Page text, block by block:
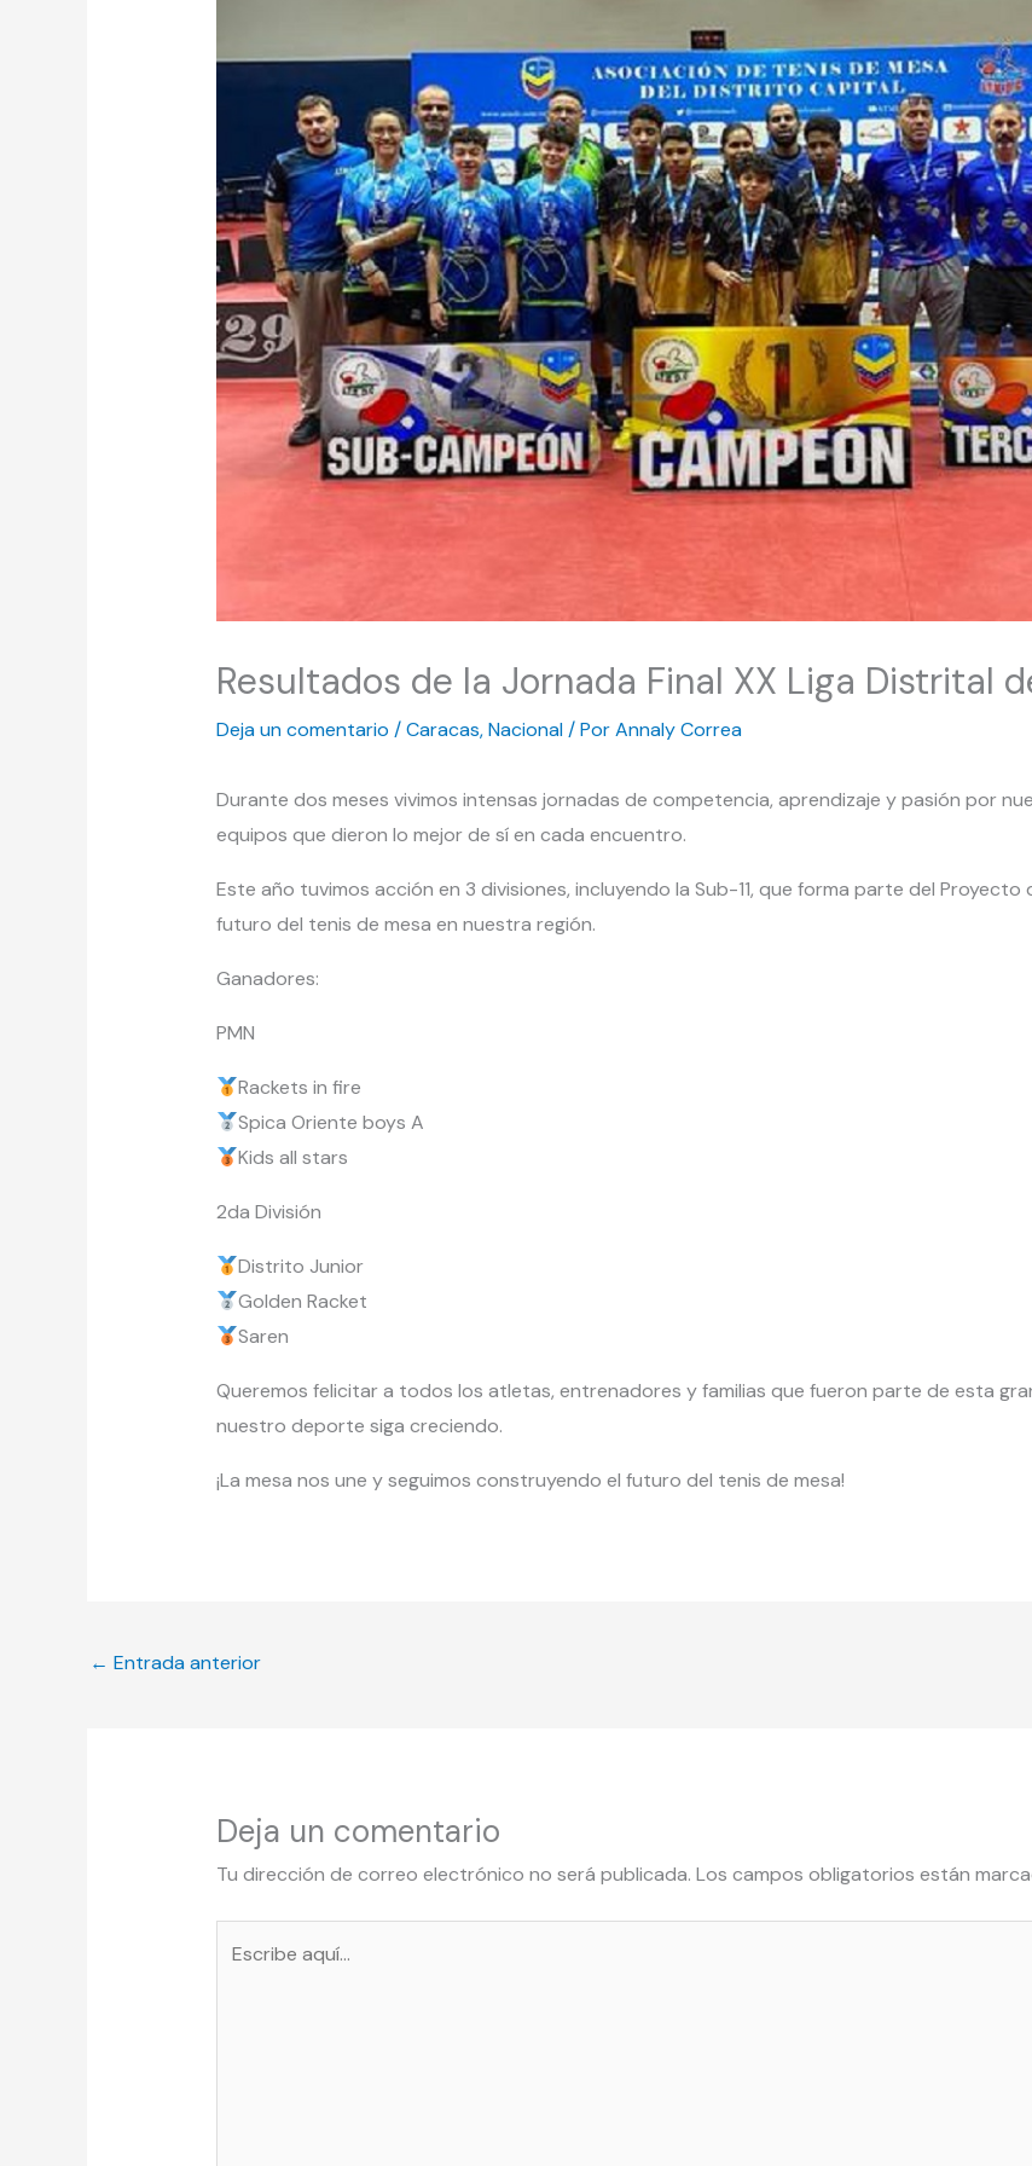
Resultados de la Jornada Final XX Liga Distrital
Deja un comentario /Caracas,Nacional/ PorAnnaly Correa
Durante dos meses vivimos intensas jornadas de competencia, aprendizaje y pasión por
equipos que dieron lo mejor de sí en cada encuentro.
Este año tuvimos acción en 3 divisiones, incluyendo la Sub-11, que forma parte del
futuro del tenis de mesa en nuestra región.
Ganadores:
PMN
Rackets in fire
Spica Oriente boys A
Kids all stars
2da División
Distrito Junior
Golden Racket
Saren
Queremos felicitar a todos los atletas, entrenadores y familias que fueron parte de esta
nuestro deporte siga creciendo.
¡La mesa nos une y seguimos construyendo el futuro del tenis de mesa!
← Entrada anterior
Deja un comentario
Tu dirección de correo electrónico no será publicada. Los campos obligatorios están